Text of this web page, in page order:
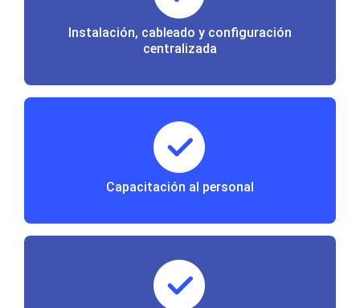
Instalación, cableado y configuración
centralizada
Capacitación al personal